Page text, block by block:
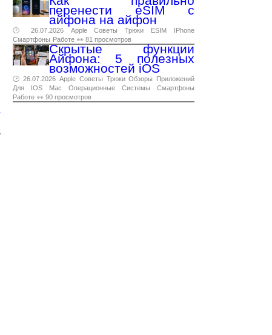
перенести eSIM с
айфона на айфон
🕑 26.07.2026 Apple Советы Трюки ESIM
IPhone
Смартфоны Работе 👀 81 просмотров
Скрытые функции
Айфона: 5 полезных
возможностей iOS
🕑 26.07.2026 Apple Советы Трюки Обзоры
Приложений
Для
IOS Mac Операционные Системы
Смартфоны
Работе 👀 90 просмотров